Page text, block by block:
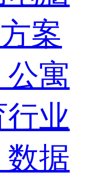
案
公寓
业
数据